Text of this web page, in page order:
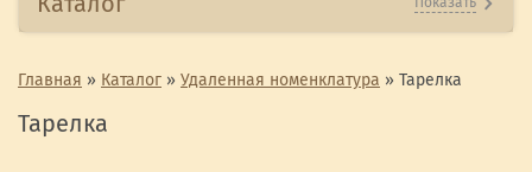
Главная » Каталог » Удаленная номенклатура » Тарелка
Тарелка